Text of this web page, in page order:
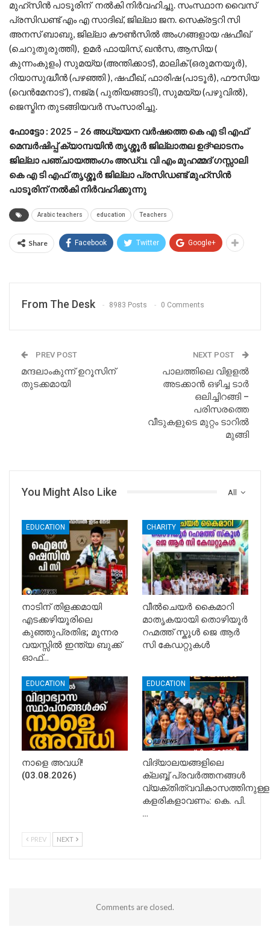
മുഹ്സിൻ പാടൂരിന് നൽകി നിർവഹിച്ചു. സംസ്ഥാന വൈസ്
പ്രസിഡണ്ട് എം എ സാദിഖ്, ജില്ലാ ജന. സെക്രട്ടറി സി
അനസ് ബാബു, ജില്ലാ കൗൺസിൽ അംഗങ്ങളായ ഷഫീഖ്
(ചെറുതുരുത്തി), ഉമർ ഫായിസ്, ഖൻസ, ആസിയ (
കുന്നംകുളം) സുമയ്യ (അന്തിക്കാട്), മാലിക് (ഒരുമനയൂർ),
റിയാസുദ്ധീൻ (പഴഞ്ഞി ), ഷഫീഖ്, ഫാരിഷ (പാടൂർ), ഫൗസിയ
(വെൻമേനാട് ), നജ്മ ( പുതിയങ്ങാടി), സുമയ്യ (പഴുവിൽ),
ജെസ്മിന തുടങ്ങിയവർ സംസാരിച്ചു.
ഫോട്ടോ : 2025 – 26 അധ്യയന വർഷത്തെ കെ എ ടി എഫ്
മെമ്പർഷിപ്പ് ക്യാമ്പയിൻ തൃശ്ശൂർ ജില്ലാതല ഉദ്ഘാടനം
ജില്ലാ പഞ്ചായത്തംഗം അഡ്വ. വി എം മുഹമ്മദ് ഗസ്സാലി
കെ എ ടി എഫ് തൃശ്ശൂർ ജില്ലാ പ്രസിഡണ്ട് മുഹ്സിൻ
പാടൂരിന് നൽകി നിർവഹിക്കുന്നു
Arabic teachers education Teachers
Share Facebook Twitter Google+
From The Desk 8983 Posts 0 Comments
PREV POST
മന്ദലാംകുന്ന് ഉറൂസിന്
തുടക്കമായി
NEXT POST
പാലത്തിലെ വിളളൽ
അടക്കാൻ ഒഴിച്ച ടാർ
ഒലിച്ചിറങ്ങി –
പരിസരത്തെ
വീടുകളുടെ മുറ്റം ടാറിൽ
മുങ്ങി
All
You Might Also Like
EDUCATION
നാടിന് തിളക്കമായി
എടക്കഴിയൂരിലെ
കുഞ്ഞുപ്രതിഭ; മൂന്നര
വയസ്സിൽ ഇന്ത്യ ബുക്ക്
ഓഫ്…
CHARITY
വീൽചെയർ കൈമാറി
മാതൃകയായി തൊഴിയൂർ
റഹ്മത്ത് സ്കൂൾ ജെ ആർ
സി കേഡറ്റുകൾ
EDUCATION
നാളെ അവധി!
(03.08.2026)
EDUCATION
വിദ്യാലയങ്ങളിലെ
ക്ലബ്ബ് പ്രവർത്തനങ്ങൾ
വ്യക്തിത്വവികാസത്തിനുള്ള
കളരികളാവണം: കെ. പി.
…
PREV NEXT
Comments are closed.